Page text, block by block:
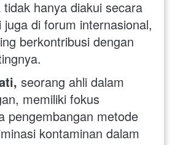
tidak hanya diakui secara
juga di forum internasional,
berkontribusi dengan
seorang ahli dalam
memiliki fokus
pengembangan metode
kontaminan dalam